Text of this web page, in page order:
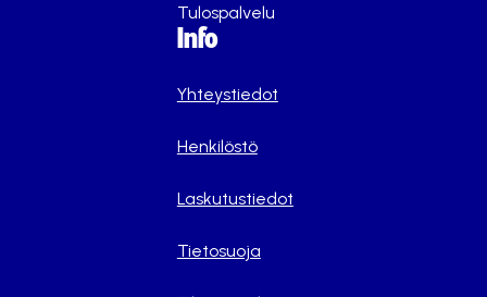
Tulospalvelu
Info
Yhteystiedot
Henkilöstö
Laskutustiedot
Tietosuoja